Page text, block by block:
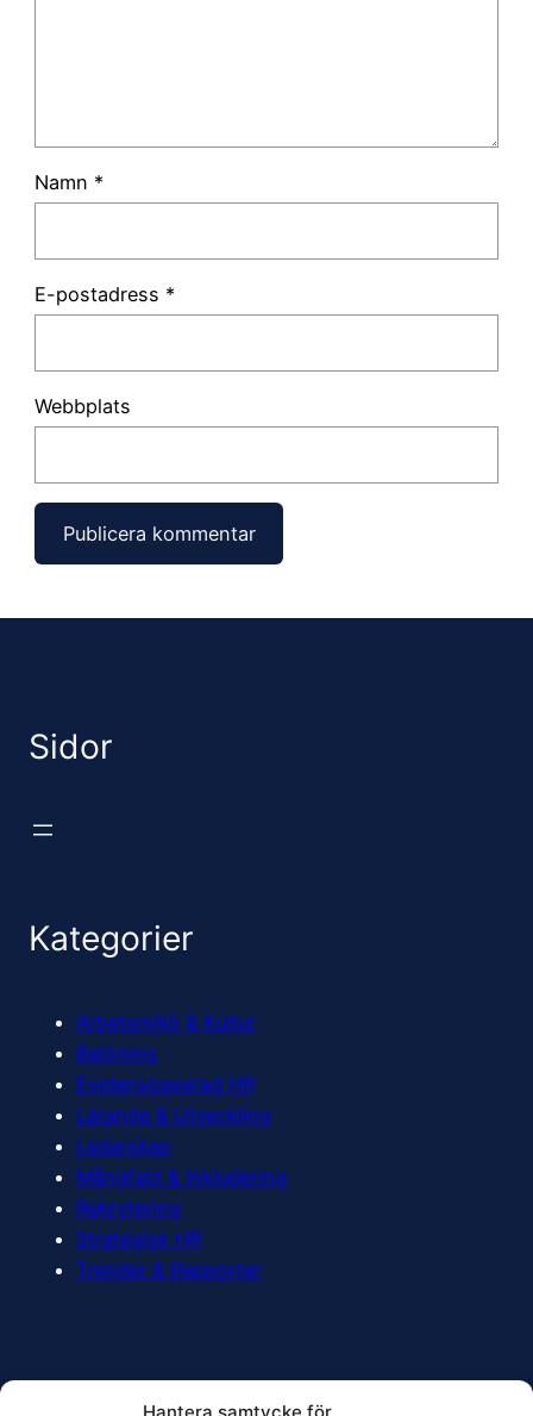
Namn *
E-postadress *
Webbplats
Sidor
Kategorier
Arbetsmiljö & Kultur
Belöning
Evidensbaserad HR
Lärande & Utveckling
Ledarskap
Mångfald & Inkludering
Rekrytering
Strategisk HR
Trender & Rapporter
Prenumerera